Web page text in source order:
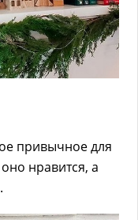
привычное для
нравится, а